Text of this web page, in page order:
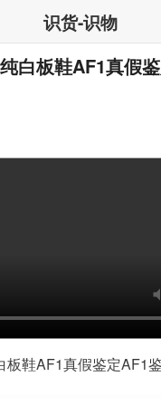
识货-识物
白板鞋AF1真假
板鞋AF1真假鉴定AF1